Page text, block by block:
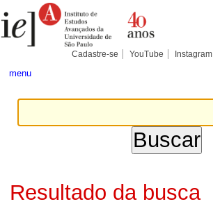
para
conteúdo.
Pessoais
Cadastre-se YouTube Instagram
menu
Resultado da busca